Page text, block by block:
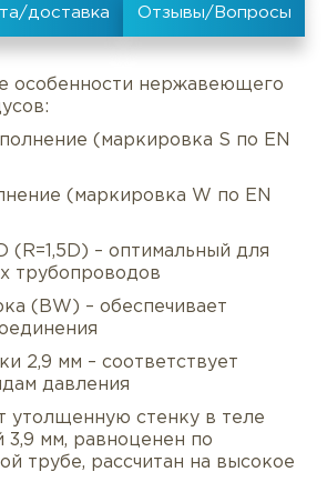
особенности нержавеющего
(маркировка S по EN
(маркировка W по EN
(R=1,5D) – оптимальный для
трубопроводов
(BW) – обеспечивает
2,9 мм – соответствует
давления
утолщенную стенку в теле
3,9 мм, равноценен по
трубе, рассчитан на высокое